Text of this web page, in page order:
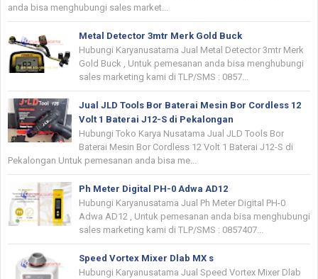
anda bisa menghubungi sales market...
Metal Detector 3mtr Merk Gold Buck
Hubungi Karyanusatama Jual Metal Detector 3mtr Merk
Gold Buck , Untuk pemesanan anda bisa menghubungi
sales marketing kami di TLP/SMS : 0857...
Jual JLD Tools Bor Baterai Mesin Bor Cordless 12
Volt 1 Baterai J12-S di Pekalongan
Hubungi Toko Karya Nusatama Jual JLD Tools Bor
Baterai Mesin Bor Cordless 12 Volt 1 Baterai J12-S di
Pekalongan Untuk pemesanan anda bisa me...
Ph Meter Digital PH-0 Adwa AD12
Hubungi Karyanusatama Jual Ph Meter Digital PH-0
Adwa AD12 , Untuk pemesanan anda bisa menghubungi
sales marketing kami di TLP/SMS : 0857407...
Speed Vortex Mixer Dlab MX s
Hubungi Karyanusatama Jual Speed Vortex Mixer Dlab